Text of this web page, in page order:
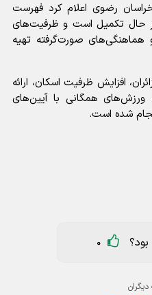
رضوی اعلام کرد فهرست
حال تکمیل است و ظرفیت‌های
و هماهنگی‌های صورت‌گرفته تهیه
افزایش ظرفیت اسکان، ارائه
همگانی با آیین‌های
شده است.
0
دیگران